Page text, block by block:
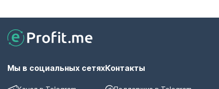
Мы в социальных сетяхКонтакты